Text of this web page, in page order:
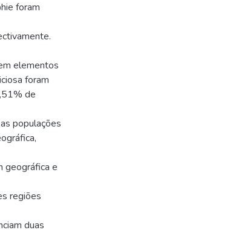
foram
elementos
foram
de
populações
geográfica e
regiões
duas